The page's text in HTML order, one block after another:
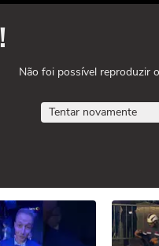
Não foi possível reproduzir
Tentar novamente